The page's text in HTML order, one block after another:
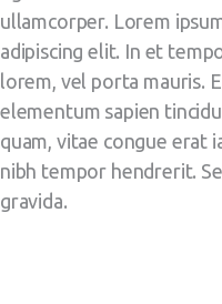
ullamcorper. Lorem
adipiscing elit. In et
lorem, vel porta mauris.
elementum sapien
quam, vitae congue erat
nibh tempor hendrerit.
gravida.